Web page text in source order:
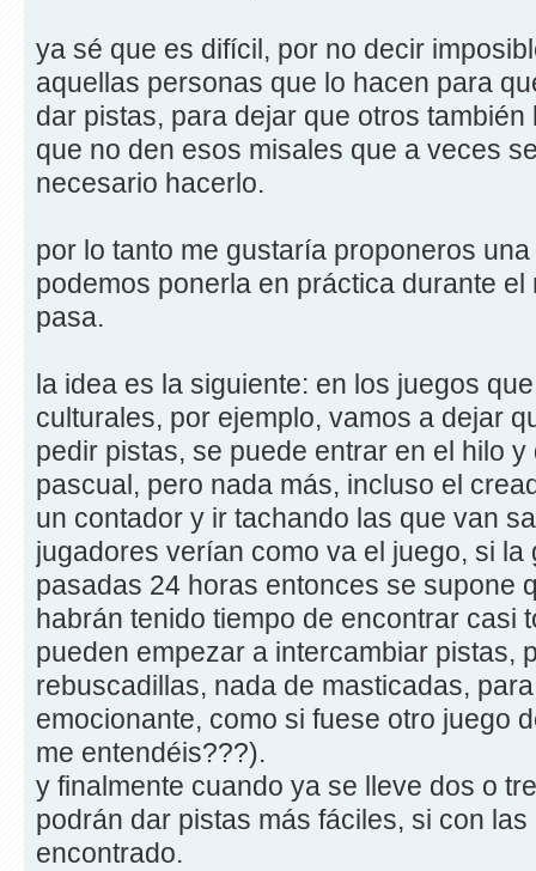
ya sé que es difícil, por no decir
aquellas personas que lo hacen para
dar pistas, para dejar que otros
que no den esos misales que a veces
necesario hacerlo.
por lo tanto me gustaría proponeros
podemos ponerla en práctica durante
pasa.
la idea es la siguiente: en los juegos
culturales, por ejemplo, vamos a dejar
pedir pistas, se puede entrar en el hilo
pascual, pero nada más, incluso el
un contador y ir tachando las que van
jugadores verían como va el juego, si la
pasadas 24 horas entonces se supone
habrán tenido tiempo de encontrar casi
pueden empezar a intercambiar pistas,
rebuscadillas, nada de masticadas,
emocionante, como si fuese otro juego
me entendéis???).
y finalmente cuando ya se lleve dos o
podrán dar pistas más fáciles, si con
encontrado.